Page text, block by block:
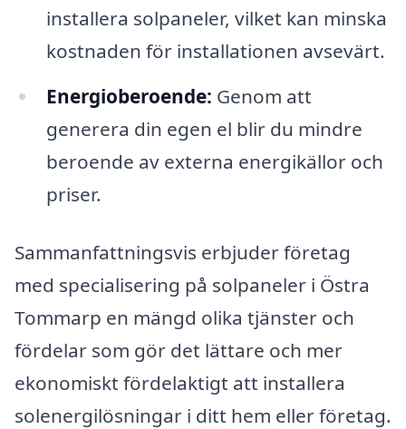
installera solpaneler, vilket kan minska
kostnaden för installationen avsevärt.
Energioberoende: Genom att
generera din egen el blir du mindre
beroende av externa energikällor och
priser.
Sammanfattningsvis erbjuder företag
med specialisering på solpaneler i Östra
Tommarp en mängd olika tjänster och
fördelar som gör det lättare och mer
ekonomiskt fördelaktigt att installera
solenergilösningar i ditt hem eller företag.